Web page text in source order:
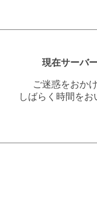
現在サーバ
ご迷惑をおか
しばらく時間を